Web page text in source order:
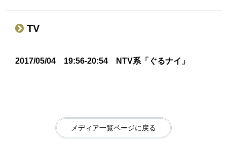
TV
2017/05/04 19:56-20:54 NTV系「ぐるナイ」
メディア一覧ページに戻る